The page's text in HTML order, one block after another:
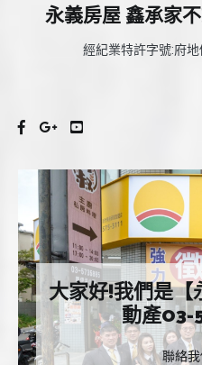
永義房屋 鑫承家
經紀業特許字號:府
大家好!我們是【
動產03-
聯絡我